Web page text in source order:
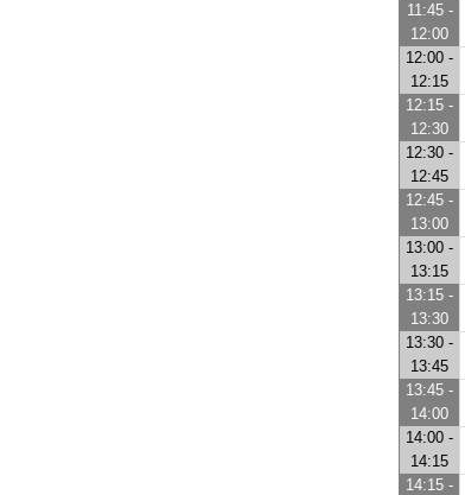
11:45 -
12:00
12:00 -
12:15
12:15 -
12:30
12:30 -
12:45
12:45 -
13:00
13:00 -
13:15
13:15 -
13:30
13:30 -
13:45
13:45 -
14:00
14:00 -
14:15
14:15 -